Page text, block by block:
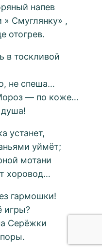
напев
» Смуглянку» ,
отогрев.
в тоскливой
не спеша…
— по коже…
душа!
устанет,
уймёт;
мотани
хоровод…
гармошки!
игры?
Серёжки